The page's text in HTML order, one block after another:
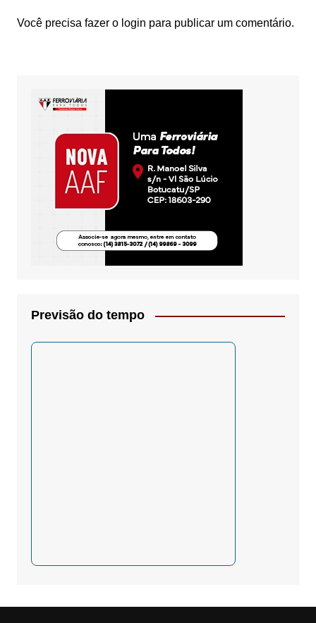
Você precisa fazer o login para publicar um comentário.
Previsão do tempo